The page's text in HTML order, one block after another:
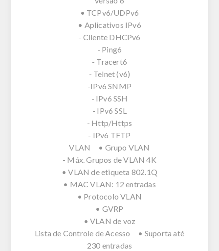
• TCPv6/UDPv6
• Aplicativos IPv6
- Cliente DHCPv6
- Ping6
- Tracert6
- Telnet (v6)
-IPv6 SNMP
- IPv6 SSH
- IPv6 SSL
- Http/Https
- IPv6 TFTP
VLAN • Grupo VLAN
- Máx. Grupos de VLAN 4K
• VLAN de etiqueta 802.1Q
• MAC VLAN: 12 entradas
• Protocolo VLAN
• GVRP
• VLAN de voz
Lista de Controle de Acesso • Suporta até
230 entradas